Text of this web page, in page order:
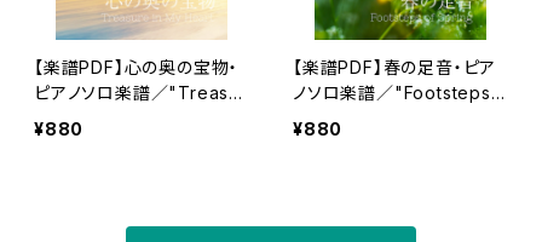
【楽譜PDF】心の奥の宝物・
ピアノソロ楽譜／"Treasur
e in My Heart" Peaceful
¥880
【楽譜PDF】春の足音・ピア
ノソロ楽譜／"Footsteps
of Spring "Peaceful Pia
¥880